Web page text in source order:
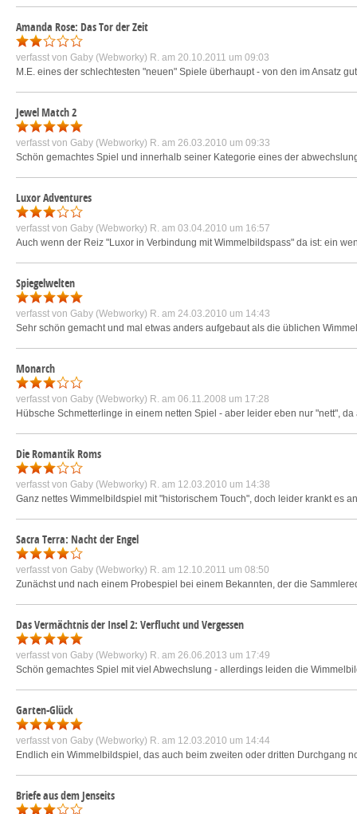
Amanda Rose: Das Tor der Zeit
verfasst von Gaby (Webworky) R. am 20.10.2011 um 09:03
M.E. eines der schlechtesten "neuen" Spiele überhaupt - von den im Ansatz
Jewel Match 2
verfasst von Gaby (Webworky) R. am 26.03.2010 um 09:33
Schön gemachtes Spiel und innerhalb seiner Kategorie eines der
Luxor Adventures
verfasst von Gaby (Webworky) R. am 03.04.2010 um 16:57
Auch wenn der Reiz "Luxor in Verbindung mit Wimmelbildspass" da ist: ein
Spiegelwelten
verfasst von Gaby (Webworky) R. am 24.03.2010 um 14:43
Sehr schön gemacht und mal etwas anders aufgebaut als die üblichen
Monarch
verfasst von Gaby (Webworky) R. am 06.11.2008 um 17:28
Hübsche Schmetterlinge in einem netten Spiel - aber leider eben nur "nett",
Die Romantik Roms
verfasst von Gaby (Webworky) R. am 12.03.2010 um 14:38
Ganz nettes Wimmelbildspiel mit "historischem Touch", doch leider krankt es
Sacra Terra: Nacht der Engel
verfasst von Gaby (Webworky) R. am 12.10.2011 um 08:50
Zunächst und nach einem Probespiel bei einem Bekannten, der die
Das Vermächtnis der Insel 2: Verflucht und Vergessen
verfasst von Gaby (Webworky) R. am 26.06.2013 um 17:49
Schön gemachtes Spiel mit viel Abwechslung - allerdings leiden die
Garten-Glück
verfasst von Gaby (Webworky) R. am 12.03.2010 um 14:44
Endlich ein Wimmelbildspiel, das auch beim zweiten oder dritten Durchgang
Briefe aus dem Jenseits